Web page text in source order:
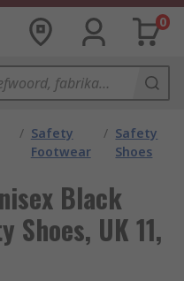
0
/ Safety
Footwear
/ Safety
Shoes
Black
Shoes, UK 11,